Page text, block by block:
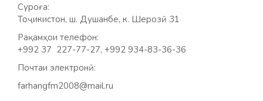
Суроға:
Тоҷикистон, ш. Душанбе, к. Шерозӣ 31
Рақамҳои телефон:
+992 37 227-77-27, +992 934-83-36-36
Почтаи электронӣ:
farhangfm2008@mail.ru